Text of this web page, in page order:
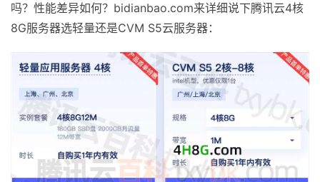
吗？性能差异如何？bidianbao.com来详细说下腾讯云4核
8G服务器选轻量还是CVM S5云服务器：